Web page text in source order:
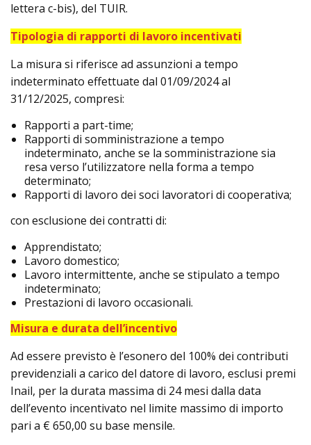
lettera c-bis), del TUIR.
Tipologia di rapporti di lavoro incentivati
La misura si riferisce ad assunzioni a tempo
indeterminato effettuate dal 01/09/2024 al
31/12/2025, compresi:
Rapporti a part-time;
Rapporti di somministrazione a tempo
indeterminato, anche se la somministrazione sia
resa verso l’utilizzatore nella forma a tempo
determinato;
Rapporti di lavoro dei soci lavoratori di cooperativa;
con esclusione dei contratti di:
Apprendistato;
Lavoro domestico;
Lavoro intermittente, anche se stipulato a tempo
indeterminato;
Prestazioni di lavoro occasionali.
Misura e durata dell’incentivo
Ad essere previsto è l’esonero del 100% dei contributi
previdenziali a carico del datore di lavoro, esclusi premi
Inail, per la durata massima di 24 mesi dalla data
dell’evento incentivato nel limite massimo di importo
pari a € 650,00 su base mensile.